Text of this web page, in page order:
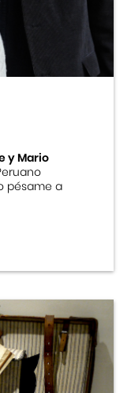
y Mario
pésame a